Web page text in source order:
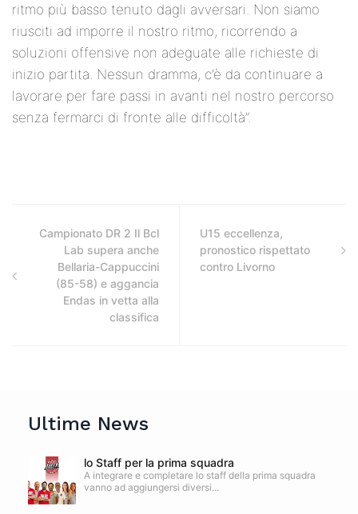
ritmo più basso tenuto dagli avversari. Non siamo
riusciti ad imporre il nostro ritmo, ricorrendo a
soluzioni offensive non adeguate alle richieste di
inizio partita. Nessun dramma, c’è da continuare a
lavorare per fare passi in avanti nel nostro percorso
senza fermarci di fronte alle difficoltà”.
Campionato DR 2 Il Bcl
Lab supera anche
Bellaria-Cappuccini
(85-58) e aggancia
Endas in vetta alla
classifica
U15 eccellenza,
pronostico rispettato
contro Livorno
Ultime News
lo Staff per la prima squadra
A integrare e completare lo staff della prima squadra
vanno ad aggiungersi diversi...